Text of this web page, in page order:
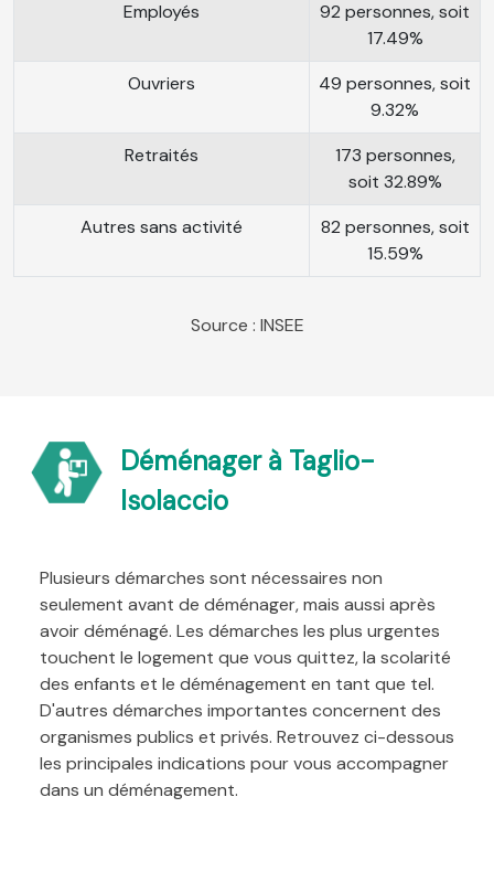
Employés
92 personnes, soit
17.49%
Ouvriers
49 personnes, soit
9.32%
Retraités
173 personnes,
soit 32.89%
Autres sans activité
82 personnes, soit
15.59%
Source : INSEE
Déménager à Taglio-
Isolaccio
Plusieurs démarches sont nécessaires non
seulement avant de déménager, mais aussi après
avoir déménagé. Les démarches les plus urgentes
touchent le logement que vous quittez, la scolarité
des enfants et le déménagement en tant que tel.
D'autres démarches importantes concernent des
organismes publics et privés. Retrouvez ci-dessous
les principales indications pour vous accompagner
dans un déménagement.